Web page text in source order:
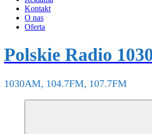
Kontakt
O nas
Oferta
Polskie Radio
1030AM, 104.7FM, 107.7FM